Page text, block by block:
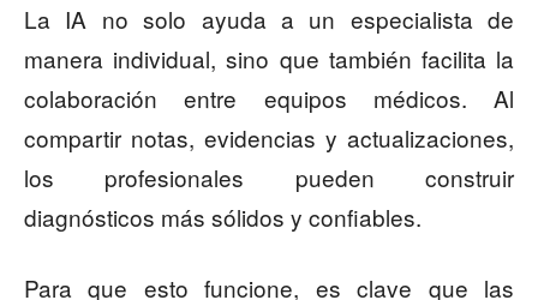
La IA no solo ayuda a un especialista de
manera individual, sino que también facilita la
colaboración entre equipos médicos. Al
compartir notas, evidencias y actualizaciones,
los profesionales pueden construir
diagnósticos más sólidos y confiables.
Para que esto funcione, es clave que las